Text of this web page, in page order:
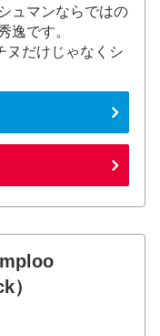
ュマンならではの
逸です。
ヌだけじゃなくシ
）